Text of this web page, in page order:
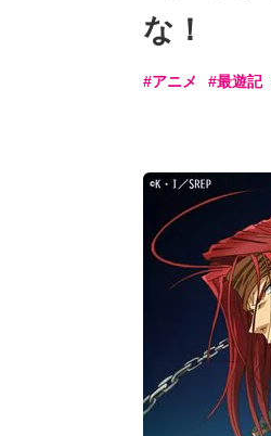
な！
#アニメ #最遊記